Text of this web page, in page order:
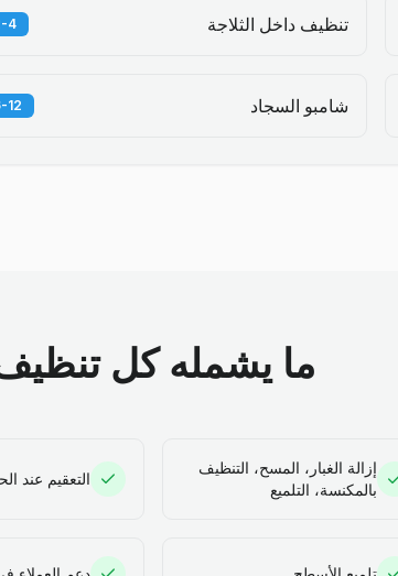
تنظيف داخل الثلاجة BD
شامبو السجاد BD
ما يشمله كل
إزالة الغبار، المسح، التنظيف
بالمكنسة، التلميع
التعقيم عند